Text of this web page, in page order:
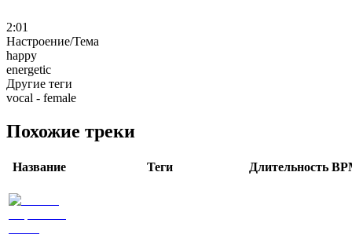
2:01
Настроение/Тема
happy
energetic
Другие теги
vocal - female
Похожие треки
Название Теги Длительность